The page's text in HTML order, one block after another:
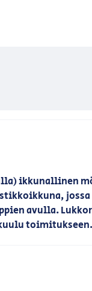
ikkunallinen
avulla.
toimitukseen.